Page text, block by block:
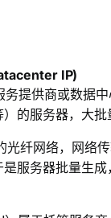
IP)
务提供商或数据
的服务器，大批
光纤网络，网络
服务器批量生